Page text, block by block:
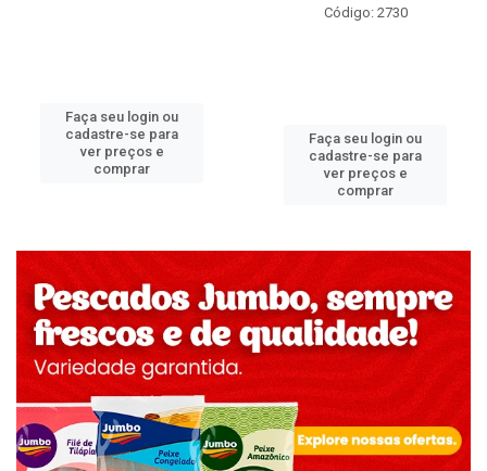
Faça seu login ou
cadastre-se para
ver preços e
comprar
Código: 2730
Faça seu login ou
cadastre-se para
ver preços e
comprar